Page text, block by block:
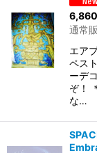
6,860
通常
エア
ペス
ーデ
ぞ！
な…